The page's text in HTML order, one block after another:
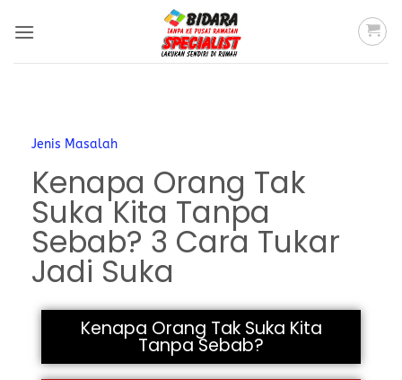
Jenis Masalah
Kenapa Orang Tak
Suka Kita Tanpa
Sebab? 3 Cara Tukar
Jadi Suka
Kenapa Orang Tak Suka Kita
Tanpa Sebab?